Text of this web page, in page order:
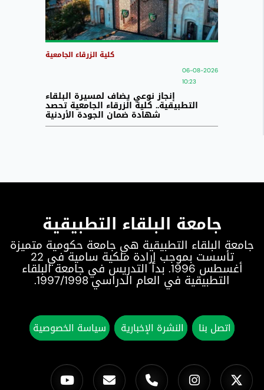
كلية الزرقاء الجامعية
06-08-2026
10:23
إنجاز نوعي يضاف لمسيرة البلقاء
التطبيقية.. كلية الزرقاء الجامعية تحصد
شهادة ضمان الجودة الأردنية
جامعة البلقاء التطبيقية
جامعة البلقاء التطبيقية هي جامعة حكومية متميزة
تأسست بموجب إرادة ملكية سامية في 22
أغسطس 1996. بدأ التدريس في جامعة البلقاء
التطبيقية في العام الدراسي 1997/1998.
اتصل بنا النشرة الإخبارية سياسة الخصوصية